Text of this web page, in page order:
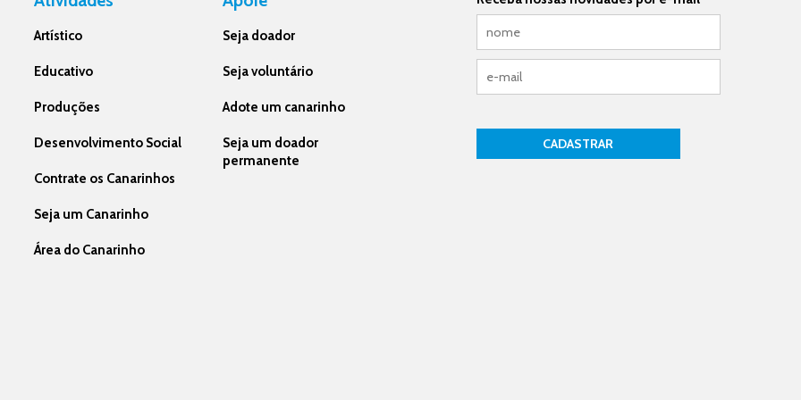
Artístico
Educativo
Produções
Desenvolvimento Social
Contrate os Canarinhos
Seja um Canarinho
Área do Canarinho
Seja doador
Seja voluntário
Adote um canarinho
Seja um doador
permanente